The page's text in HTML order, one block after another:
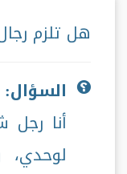
هل تلزم
السؤال:
أنا رجل